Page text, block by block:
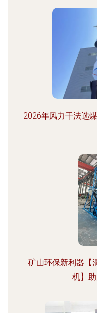
2026年风力干法选
矿山环保新利器【
机】